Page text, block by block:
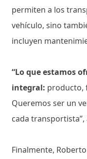
permiten a los
vehículo, sino
incluyen
“Lo que estamos
integral: producto,
Queremos ser un
cada
Finalmente,